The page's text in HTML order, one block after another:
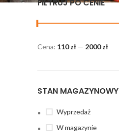
FILTRUJ PO CENIE
Cena: 110 zł — 2000 zł
STAN MAGAZYNOWY
Wyprzedaż
W magazynie